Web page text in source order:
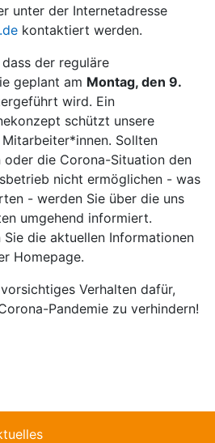
unter der Internetadresse
kontaktiert werden.
der reguläre
geplant am Montag, den 9.
wird. Ein
schützt unsere
Sollten
oder die Corona-Situation den
nicht ermöglichen - was
- werden Sie über die uns
umgehend informiert.
Sie die aktuellen Informationen
Homepage.
Verhalten dafür,
Pandemie zu verhindern!